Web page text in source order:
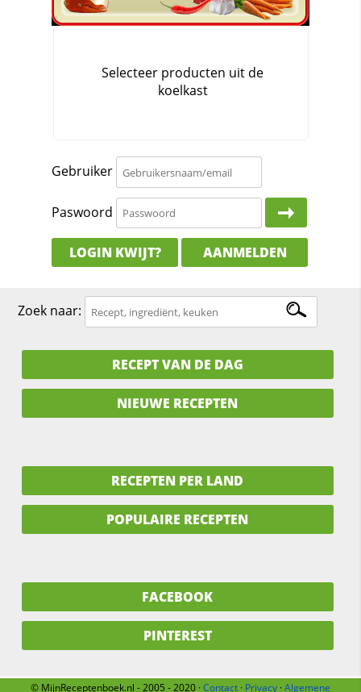
Gebruiker
Paswoord
LOGIN KWIJT? AANMELDEN
Zoek naar:
RECEPT VAN DE DAG
NIEUWE RECEPTEN
RECEPTEN PER LAND
POPULAIRE RECEPTEN
FACEBOOK
PINTEREST
© MijnReceptenboek.nl - 2005 - 2020 ·Contact · Privacy ·Algemene